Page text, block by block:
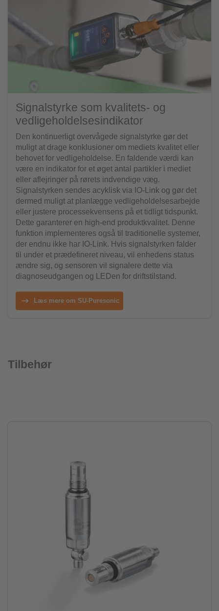
Signalstyrke som kvalitets- og
vedligeholdelsesindikator
Den kontinuerligt overvågede signalstyrke gør det
muligt at drage konklusioner om mediets kvalitet eller
behovet for vedligeholdelse. En faldende værdi kan
være en indikator for et øget antal partikler i mediet
eller aflejringer på rørets indvendige væg.
Signalstyrken sendes acyklisk via IO-Link og gør det
dermed muligt at planlægge vedligeholdelsesarbejde
eller justere processekvensens på et tidligt tidspunkt.
Dette garanterer en high-end produktkvalitet. Denne
funktion implementeres også til traditionelle systemer,
der endnu ikke har IO-Link. Hvis signalstyrken falder
til under et prædefineret niveau, vil enhedens status
ændre sig, og sensoren vil signalere dette via
diagnoseudgangen og LEDen for driftstilstand.
Læs mere om SU-Puresonic
Tilbehør